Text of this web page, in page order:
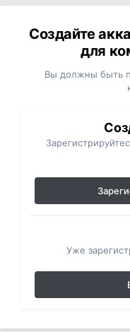
Создайте
для
Вы должны быть
Уже